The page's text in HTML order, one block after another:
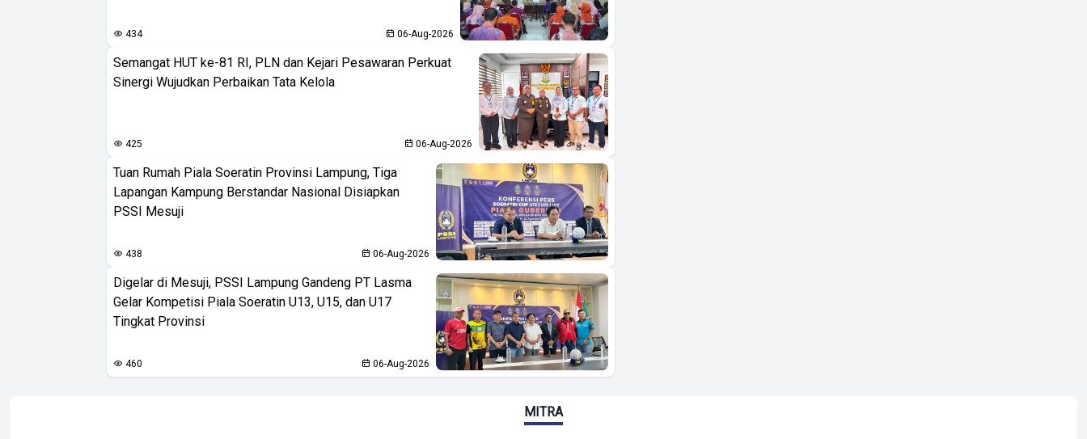
434 06-Aug-2026
Semangat HUT ke-81 RI, PLN dan Kejari Pesawaran Perkuat
Sinergi Wujudkan Perbaikan Tata Kelola
425 06-Aug-2026
Tuan Rumah Piala Soeratin Provinsi Lampung, Tiga
Lapangan Kampung Berstandar Nasional Disiapkan
PSSI Mesuji
438 06-Aug-2026
Digelar di Mesuji, PSSI Lampung Gandeng PT Lasma
Gelar Kompetisi Piala Soeratin U13, U15, dan U17
Tingkat Provinsi
460 06-Aug-2026
MITRA